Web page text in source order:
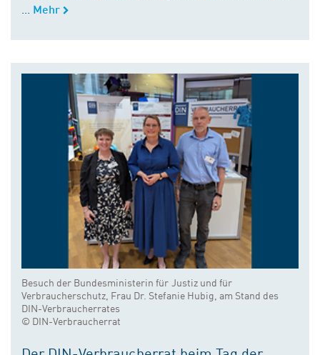
Mehr
Besuch der Bundesministerin für Justiz und für
Verbraucherschutz, Frau Dr. Stefanie Hubig, am Stand des
DIN-Verbraucherrates
© DIN-Verbraucherrat